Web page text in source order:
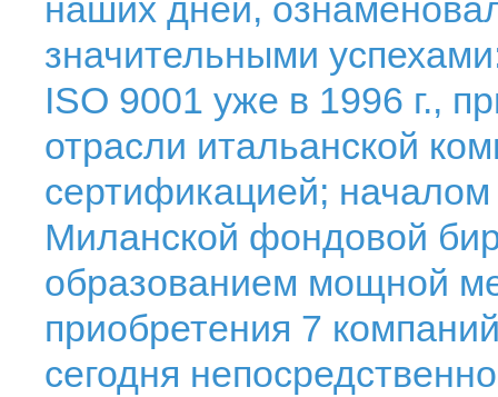
наших дней,
значительными
ISO 9001 уже в 1996 г.,
отрасли итальанской
сертификацией;
Миланской фондовой
образованием мощной
приобретения 7
сегодня